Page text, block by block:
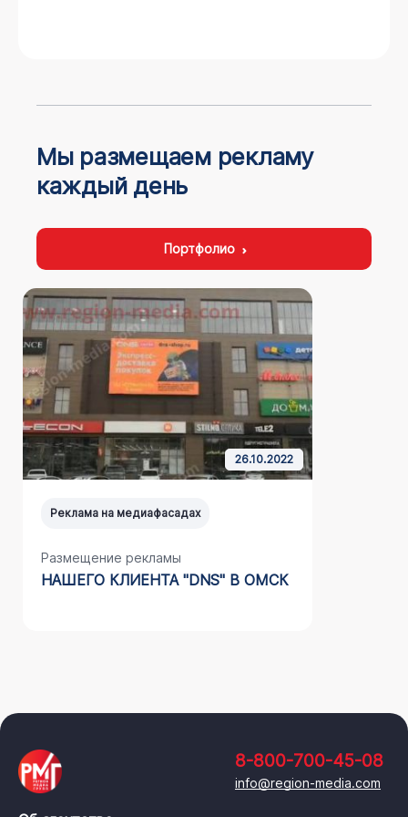
Мы размещаем рекламу
каждый день
Портфолио
26.10.2022
Реклама на медиафасадах
Размещение рекламы
НАШЕГО КЛИЕНТА "DNS" В ОМСК
8-800-700-45-08
info@region-media.com